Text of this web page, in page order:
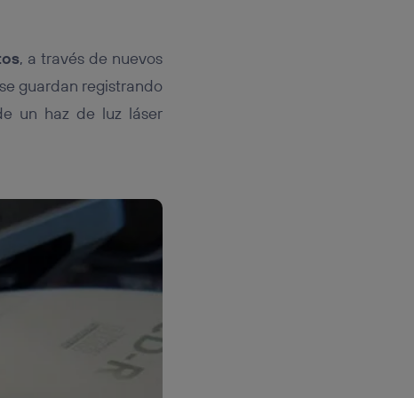
, a través de nuevos
guardan registrando
un haz de luz láser